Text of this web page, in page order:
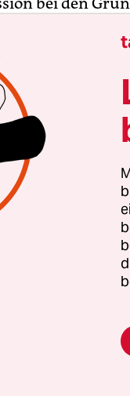
der
zusammen
Zumindest
hat reden
am
ISAF-
Verlängerung der
- mehr als
International
will
lehnen
die Partei
Die Basis